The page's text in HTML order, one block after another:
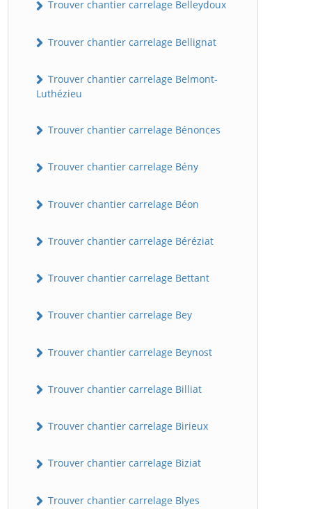
Trouver chantier carrelage Belleydoux
Trouver chantier carrelage Bellignat
Trouver chantier carrelage Belmont-
Luthézieu
Trouver chantier carrelage Bénonces
Trouver chantier carrelage Bény
Trouver chantier carrelage Béon
Trouver chantier carrelage Béréziat
Trouver chantier carrelage Bettant
Trouver chantier carrelage Bey
Trouver chantier carrelage Beynost
Trouver chantier carrelage Billiat
Trouver chantier carrelage Birieux
Trouver chantier carrelage Biziat
Trouver chantier carrelage Blyes